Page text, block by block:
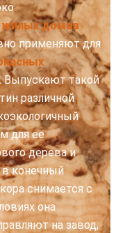
жилых домов
применяют для
такой
различной
для ее
дерева и
в конечный
снимается с
она
на завод,